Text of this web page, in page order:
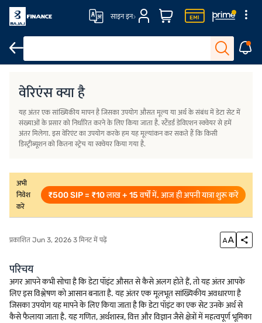
साइन इन
वेरिएंस क्या है
यह अंतर एक सांख्यिकीय मापन है जिसका उपयोग औसत मूल्य या अर्थ के संबंध में डेटा सेट में
संख्याओं के प्रसार को निर्धारित करने के लिए किया जाता है. स्टैंडर्ड डेविएशन स्क्वेयर से हमें
अंतर मिलेगा. इस वेरिएंट का उपयोग करके हम यह मूल्यांकन कर सकते हैं कि किसी
डिस्ट्रीब्यूशन को कितना स्ट्रेच या स्क्वेयर किया गया है.
अभी
निवेश
करें
₹500 SIP = ₹10 लाख + 15 वर्षों में. आज ही अपनी यात्रा शुरू करें
प्रकाशित Jun 3, 2026 3 मिनट में पढ़ें
परिचय
अगर आपने कभी सोचा है कि डेटा पॉइंट औसत से कैसे अलग होते हैं, तो यह अंतर आपके
लिए इस विश्लेषण को आसान बनाता है. यह अंतर एक मूलभूत सांख्यिकीय अवधारणा है
जिसका उपयोग यह मापने के लिए किया जाता है कि डेटा पॉइंट का एक सेट उनके अर्थ से
कैसे फैलाया जाता है. यह गणित, अर्थशास्त्र, वित्त और विज्ञान जैसे क्षेत्रों में महत्वपूर्ण भूमिका